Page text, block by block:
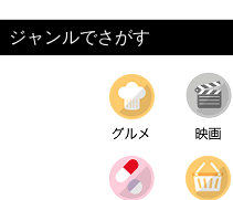
ジャンルでさがす